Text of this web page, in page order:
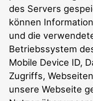
des Servers
können
und die
Betriebssystem
Mobile Device ID,
Zugriffs,
unsere Webseite